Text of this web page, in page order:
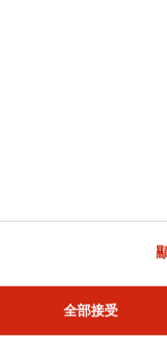
全部接受